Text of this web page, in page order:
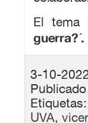
El tema
guerra?´.
3-10-
Publicado
Etiquetas:
UVA,